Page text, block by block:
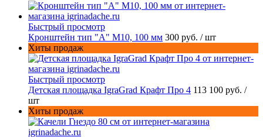
Быстрый просмотр
Кронштейн тип "A" M10, 100 мм 300 руб. / шт
Хиты продаж
Быстрый просмотр
Детская площадка IgraGrad Крафт Про 4 113 100 руб. /
шт
Хиты продаж